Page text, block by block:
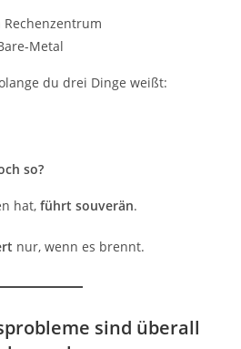
Metal
du drei Dinge weißt:
so?
hat,führt souverän.
nur, wenn es brennt.
sind überall